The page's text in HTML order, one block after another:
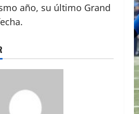
año, su último Grand